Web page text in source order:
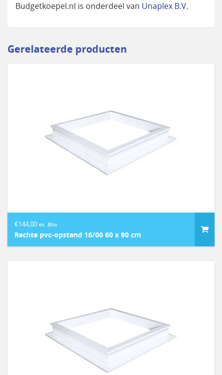
Budgetkoepel.nl is onderdeel van Unaplex B.V.
Gerelateerde producten
€144,00 ex. Btw
Rechte pvc-opstand 16/00 60 x 90 cm